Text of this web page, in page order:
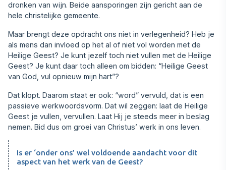
dronken van wijn. Beide aansporingen zijn gericht aan de
hele christelijke gemeente.
Maar brengt deze opdracht ons niet in verlegen‍heid? Heb je
als mens dan invloed op het al of niet vol worden met de
Heilige Geest? Je kunt jezelf toch niet vullen met de Heilige
Geest? Je kunt daar toch alleen om bidden: “Heilige Geest
van God, vul opnieuw mijn hart”?
Dat klopt. Daarom staat er ook: “word” vervuld, dat is een
passieve werkwoordsvorm. Dat wil zeggen: laat de Heilige
Geest je vullen, vervullen. Laat Hij je steeds meer in beslag
nemen. Bid dus om groei van Christus’ werk in ons leven.
Is er ‘onder ons’ wel voldoende aandacht voor dit
aspect van het werk van de Geest?